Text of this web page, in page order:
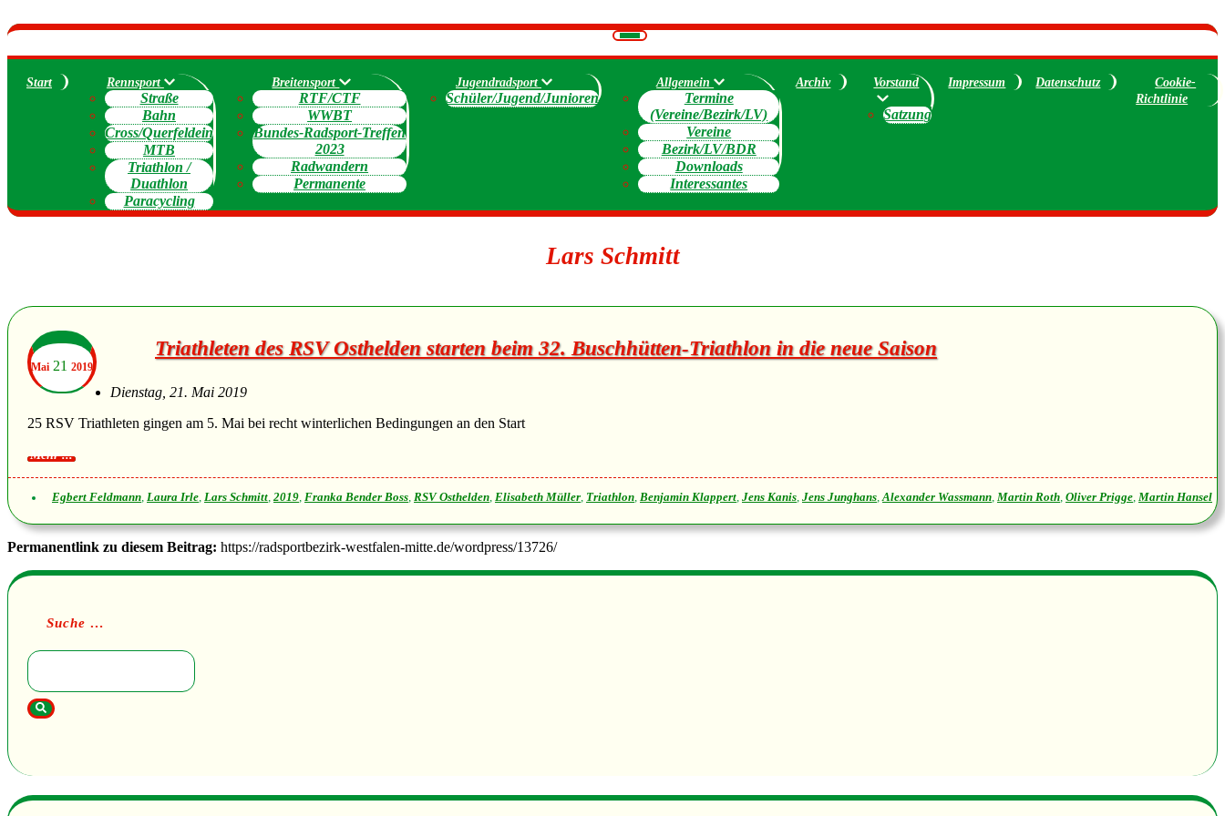
Navigation
umschalten
Start Rennsport
Straße
Bahn
Cross/Querfeldein
MTB
Triathlon /
Duathlon
Paracycling
Breitensport
RTF/CTF
WWBT
Bundes-Radsport-Treffen
2023
Radwandern
Permanente
Jugendradsport
Schüler/Jugend/Junioren
Allgemein
Termine
(Vereine/Bezirk/LV)
Vereine
Bezirk/LV/BDR
Downloads
Interessantes
Archiv Vorstand
Satzung
Impressum Datenschutz
Cookie-
Richtlinie
Lars Schmitt
Mai 21 2019
Triathleten des RSV Osthelden starten beim 32. Buschhütten-Triathlon in die neue Saison
Dienstag, 21. Mai 2019
25 RSV Triathleten gingen am 5. Mai bei recht winterlichen Bedingungen an den Start
Egbert Feldmann, Laura Irle, Lars Schmitt, 2019, Franka Bender Boss, RSV Osthelden, Elisabeth Müller, Triathlon, Benjamin Klappert, Jens Kanis, Jens Junghans,Alexander Wassmann, Martin Roth, Oliver Prigge, Martin Hansel
Permanentlink zu diesem Beitrag: https://radsportbezirk-westfalen-mitte.de/wordpress/13726/
Suche …